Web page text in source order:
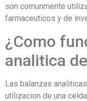
son comunmente
farmaceuticos y de
¿Como
analitica
Las balanzas
utilizacion de una